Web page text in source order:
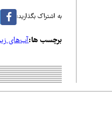
به اشتراک بگذارید:
برچسب ها:آب‌های